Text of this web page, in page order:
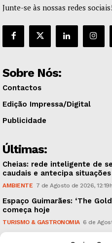
Junte-se às nossas redes
Sobre Nós:
Contactos
Edição Impressa/Digital
Publicidade
Últimas:
Cheias: rede inteligente de
caudais e antecipa
AMBIENTE 7 de Agosto de 2026, 12:19h
Espaço Guimarães: ‘The
começa hoje
TURISMO & GASTRONOMIA 6 de